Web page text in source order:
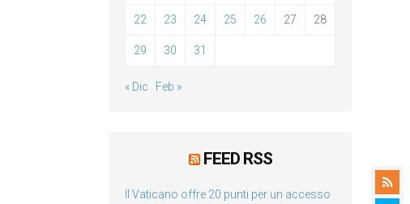
22 23 24 25 26 27 28
29 30 31
« Dic Feb »
FEED RSS
Il Vaticano offre 20 punti per un accesso